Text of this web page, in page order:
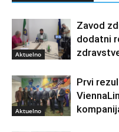
Aktuelno
Zavod
dodatni
Aktuelno
Prvi